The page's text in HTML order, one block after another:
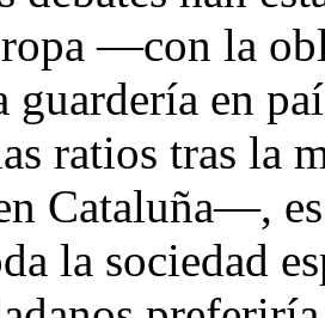
—con la
guardería en
ratios tras la
Cataluña—,
la sociedad